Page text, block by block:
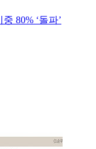
80% ‘돌파’